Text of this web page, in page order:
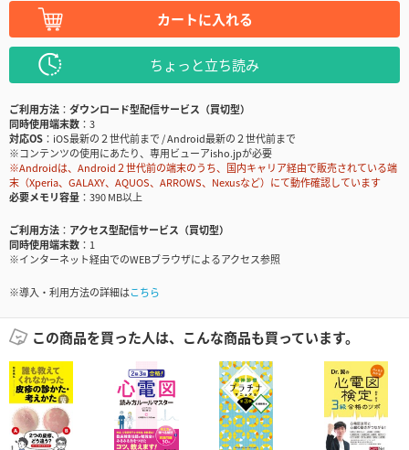
カートに入れる
ちょっと立ち読み
ご利用方法
ダウンロード型配信サービス（買切型）
同時使用端末数
3
対応OS
iOS最新の２世代前まで / Android最新の２世代前まで
※コンテンツの使用にあたり、専用ビューアisho.jpが必要
※Androidは、Android２世代前の端末のうち、国内キャリア経由で販売されている端
末（Xperia、GALAXY、AQUOS、ARROWS、Nexusなど）にて動作確認しています
必要メモリ容量
390 MB以上
ご利用方法
アクセス型配信サービス（買切型）
同時使用端末数
1
※インターネット経由でのWEBブラウザによるアクセス参照
※導入・利用方法の詳細はこちら
この商品を買った人は、こんな商品も買っています。